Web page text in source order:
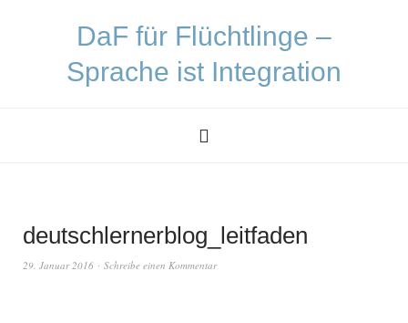
DaF für Flüchtlinge –
Sprache ist Integration
deutschlernerblog_leitfaden
29. Januar 2016 Schreibe einen Kommentar